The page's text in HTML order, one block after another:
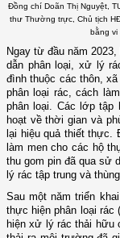
Đồng chí Doãn Thị Nguyệt,
thư Thường trực, Chủ tịch
bằng vi
Ngay từ đầu năm
dẫn phân loại, xử lý
đình thuộc các thôn,
phân loại rác, cách
phân loại. Các lớp tập
hoạt về thời gian và
lại hiệu quả thiết thực.
làm men cho các hộ
thu gom pin đã qua sử
lý rác tập trung và
Sau một năm triển
thực hiện phân loại rác
hiện xử lý rác thải hữu